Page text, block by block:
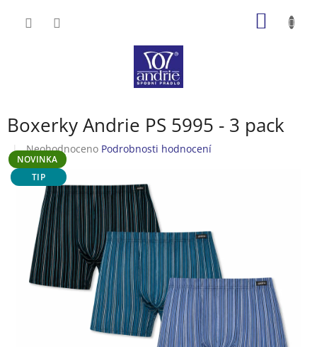
Boxerky Andrie PS 5995 - 3 pack
NOVINKA
TIP
Průměrné
hodnocení
produktu
je
hvězdiček.
Neohodnoceno Podrobnosti hodnocení